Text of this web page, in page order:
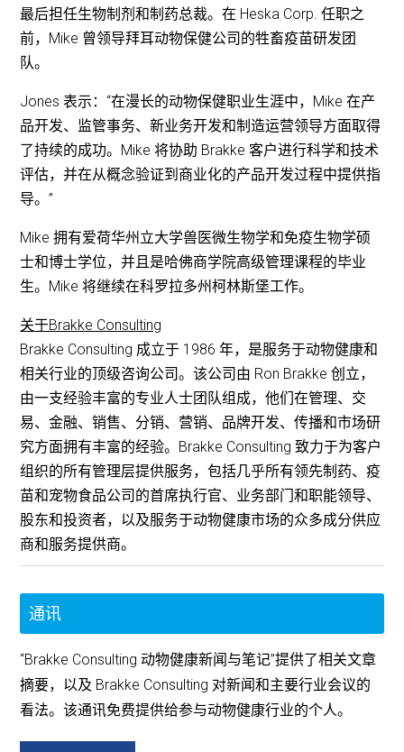
最后担任生物制剂和制药总裁。在 Heska Corp. 任职之
前，Mike 曾领导拜耳动物保健公司的牲畜疫苗研发团
队。
Jones 表示：“在漫长的动物保健职业生涯中，Mike 在产
品开发、监管事务、新业务开发和制造运营领导方面取得
了持续的成功。Mike 将协助 Brakke 客户进行科学和技术
评估，并在从概念验证到商业化的产品开发过程中提供指
导。”
Mike 拥有爱荷华州立大学兽医微生物学和免疫生物学硕
士和博士学位，并且是哈佛商学院高级管理课程的毕业
生。Mike 将继续在科罗拉多州柯林斯堡工作。
关于Brakke Consulting
Brakke Consulting 成立于 1986 年，是服务于动物健康和
相关行业的顶级咨询公司。该公司由 Ron Brakke 创立，
由一支经验丰富的专业人士团队组成，他们在管理、交
易、金融、销售、分销、营销、品牌开发、传播和市场研
究方面拥有丰富的经验。Brakke Consulting 致力于为客户
组织的所有管理层提供服务，包括几乎所有领先制药、疫
苗和宠物食品公司的首席执行官、业务部门和职能领导、
股东和投资者，以及服务于动物健康市场的众多成分供应
商和服务提供商。
通讯
“Brakke Consulting 动物健康新闻与笔记”提供了相关文章
摘要，以及 Brakke Consulting 对新闻和主要行业会议的
看法。该通讯免费提供给参与动物健康行业的个人。